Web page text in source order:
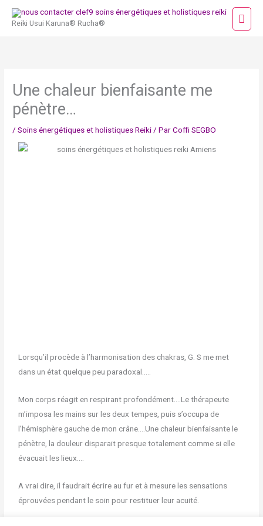
Aller
Reiki Usui Karuna® Rucha®
Une chaleur bienfaisante me
pénètre…
/Soins énergétiques et holistiques Reiki / ParCoffi SEGBO
Lorsqu’il procède à l’harmonisation des chakras, G. S me met
dans un état quelque peu paradoxal…..
Mon corps réagit en respirant profondément….Le thérapeute
m’imposa les mains sur les deux tempes, puis s’occupa de
l’hémisphère gauche de mon crâne….Une chaleur bienfaisante le
pénètre, la douleur disparait presque totalement comme si elle
évacuait les lieux….
A vrai dire, il faudrait écrire au fur et à mesure les sensations
éprouvées pendant le soin pour restituer leur acuité.